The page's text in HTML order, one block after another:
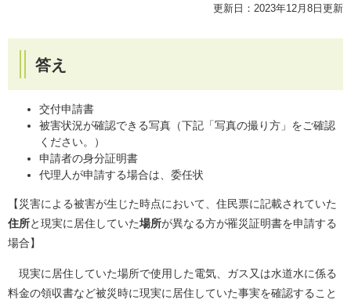
更新日：2023年12月8日更新
答え
交付申請書
被害状況が確認できる写真（下記「写真の撮り方」をご確認
ください。）
申請者の身分証明書
代理人が申請する場合は、委任状
【災害による被害が生じた時点において、住民票に記載されていた
住所と現実に居住していた場所が異なる方が罹災証明書を申請する
場合】
現実に居住していた場所で使用した電気、ガス又は水道水に係る
料金の領収書など被災時に現実に居住していた事実を確認すること